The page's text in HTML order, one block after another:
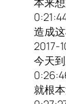
造成
2017-
今天
就根